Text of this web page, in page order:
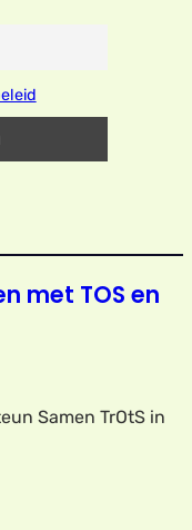
met TOS en
Samen TrOtS in